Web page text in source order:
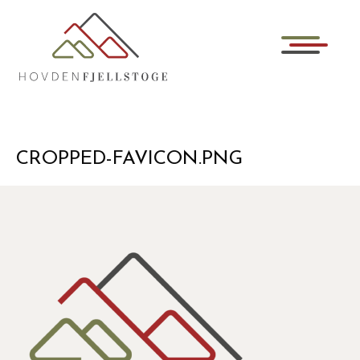
CROPPED-FAVICON.PNG